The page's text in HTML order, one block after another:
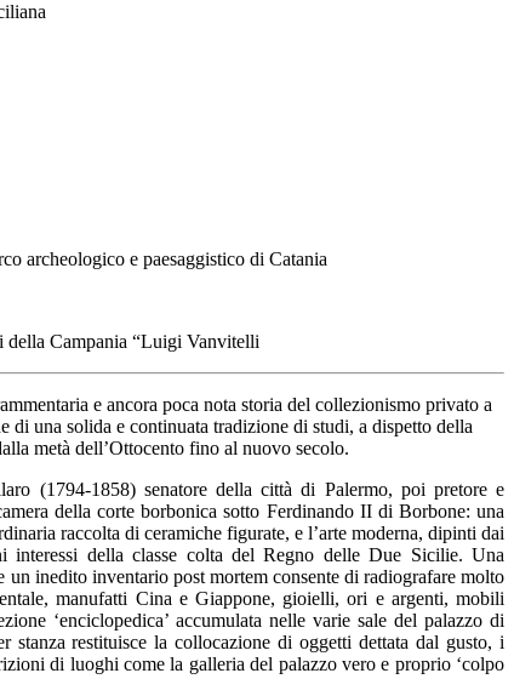
archeologico e paesaggistico di Catania
della Campania “Luigi Vanvitelli
e ancora poca nota storia del collezionismo privato a
di una solida e continuata tradizione di studi, a dispetto della
metà dell’Ottocento fino al nuovo secolo.
(1794-1858) senatore della città di Palermo, poi pretore e
della corte borbonica sotto Ferdinando II di Borbone: una
raccolta di ceramiche figurate, e l’arte moderna, dipinti dai
interessi della classe colta del Regno delle Due Sicilie. Una
inedito inventario post mortem consente di radiografare molto
manufatti Cina e Giappone, gioielli, ori e argenti, mobili
‘enciclopedica’ accumulata nelle varie sale del palazzo di
stanza restituisce la collocazione di oggetti dettata dal gusto, i
di luoghi come la galleria del palazzo vero e proprio ‘colpo